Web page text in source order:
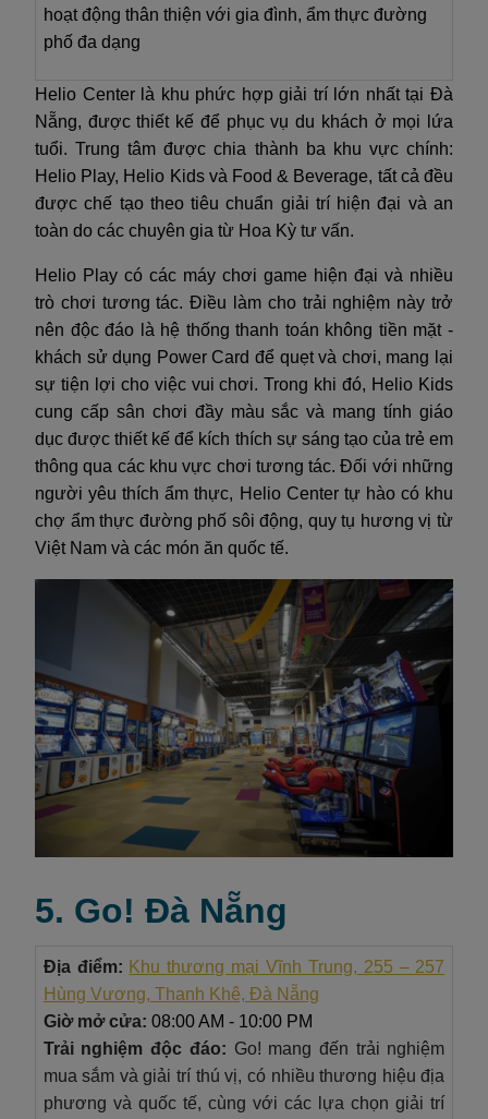
hoạt động thân thiện với gia đình, ẩm thực đường
phố đa dạng
Helio Center là khu phức hợp giải trí lớn nhất tại Đà
Nẵng, được thiết kế để phục vụ du khách ở mọi lứa
tuổi. Trung tâm được chia thành ba khu vực chính:
Helio Play, Helio Kids và Food & Beverage, tất cả đều
được chế tạo theo tiêu chuẩn giải trí hiện đại và an
toàn do các chuyên gia từ Hoa Kỳ tư vấn.
Helio Play có các máy chơi game hiện đại và nhiều
trò chơi tương tác. Điều làm cho trải nghiệm này trở
nên độc đáo là hệ thống thanh toán không tiền mặt -
khách sử dụng Power Card để quẹt và chơi, mang lại
sự tiện lợi cho việc vui chơi. Trong khi đó, Helio Kids
cung cấp sân chơi đầy màu sắc và mang tính giáo
dục được thiết kế để kích thích sự sáng tạo của trẻ em
thông qua các khu vực chơi tương tác. Đối với những
người yêu thích ẩm thực, Helio Center tự hào có khu
chợ ẩm thực đường phố sôi động, quy tụ hương vị từ
Việt Nam và các món ăn quốc tế.
5. Go! Đà Nẵng
Địa điểm: Khu thương mại Vĩnh Trung, 255 – 257
Hùng Vương, Thanh Khê, Đà Nẵng
Giờ mở cửa: 08:00 AM - 10:00 PM
Trải nghiệm độc đáo: Go! mang đến trải nghiệm
mua sắm và giải trí thú vị, có nhiều thương hiệu địa
phương và quốc tế, cùng với các lựa chọn giải trí